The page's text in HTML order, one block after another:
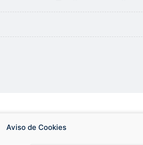
Aviso de Cookies